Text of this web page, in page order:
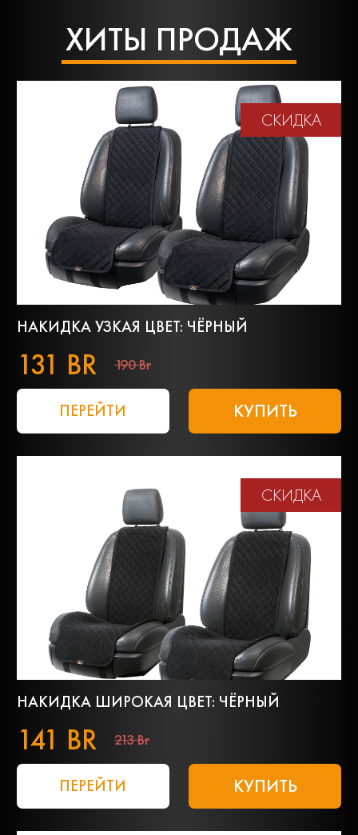
ХИТЫ ПРОДАЖ
СКИДКА
НАКИДКА УЗКАЯ ЦВЕТ: ЧЁРНЫЙ
131 BR 190 Br
ПЕРЕЙТИ КУПИТЬ
СКИДКА
НАКИДКА ШИРОКАЯ ЦВЕТ: ЧЁРНЫЙ
141 BR 213 Br
ПЕРЕЙТИ КУПИТЬ